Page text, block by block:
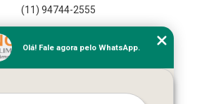
(11) 94744-2555
Empresa
Missão
Olá! Fale agora pelo WhatsApp.